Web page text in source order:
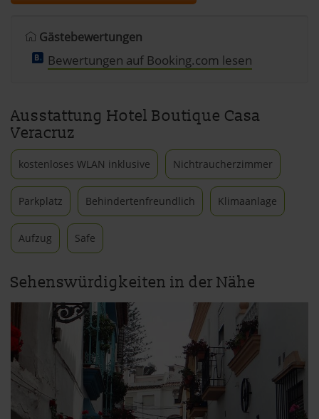
Gästebewertungen
Bewertungen auf Booking.com lesen
Ausstattung Hotel Boutique Casa
Veracruz
kostenloses WLAN inklusive Nichtraucherzimmer
Parkplatz Behindertenfreundlich Klimaanlage
Aufzug Safe
Sehenswürdigkeiten in der Nähe